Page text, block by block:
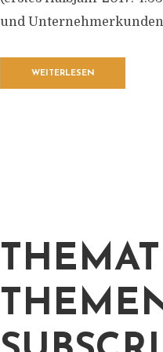
und Unternehmerkunden
WEITERLESEN